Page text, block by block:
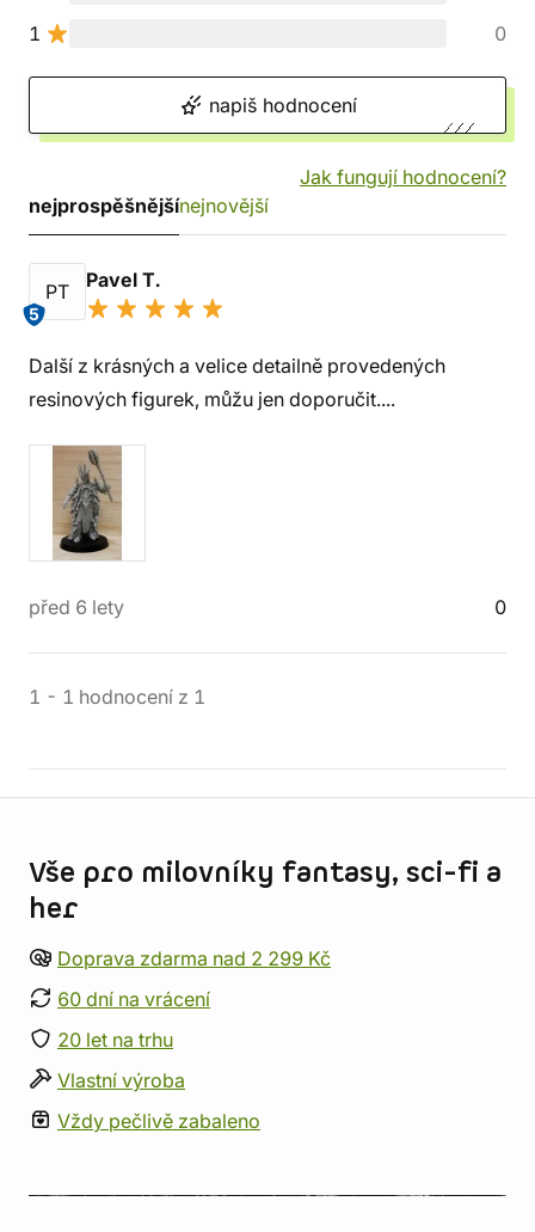
1
0
napiš hodnocení
Jak fungují hodnocení?
nejprospěšnějšínejnovější
PT
5
Pavel T.
Další z krásných a velice detailně provedených
resinových figurek, můžu jen doporučit....
před 6 lety 0
1 - 1 hodnocení z 1
Vše pro milovníky fantasy, sci-fi a
her
Doprava zdarma nad 2 299 Kč
60 dní na vrácení
20 let na trhu
Vlastní výroba
Vždy pečlivě zabaleno